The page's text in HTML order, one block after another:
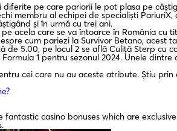
pe care pariorii le pot plasa pe
membru al echipei de specialiști
și în urmă cu trei ani.
acela care se va întoarce în România
cum pariezi la Survivor Betano, acest
5.00, pe locul 2 se află Culiță Sterp cu
1 pentru sezonul 2024. Unele
cei care nu au aceste atribute. Știu
casino bonuses which are